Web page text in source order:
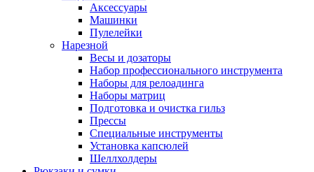
Аксессуары
Машинки
Пулелейки
Нарезной
Весы и дозаторы
Набор профессионального инструмента
Наборы для релоадинга
Наборы матриц
Подготовка и очистка гильз
Прессы
Специальные инструменты
Установка капсюлей
Шеллхолдеры